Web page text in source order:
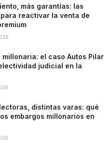
más garantías: las
reactivar la venta de
millonaria: el caso Autos Pilar
judicial en la
distintas varas: qué
embargos millonarios en